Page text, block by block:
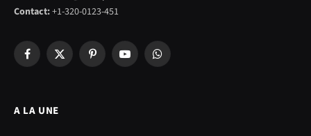
Contact:+1-320-0123-451
Facebook
X
PinterestYouTubeWhatsApp
A LA UNE